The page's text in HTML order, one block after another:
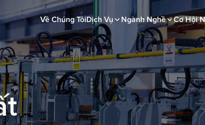
Về Chúng TôiDịch Vụ Ngành Nghề Cơ Hội